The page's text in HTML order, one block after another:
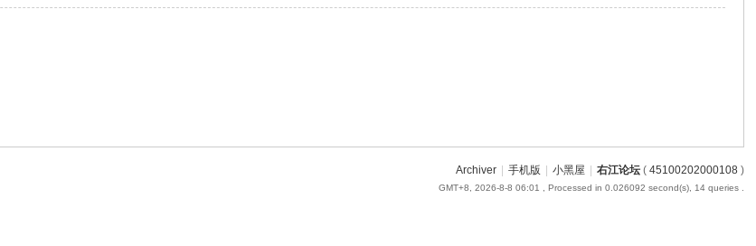
Archiver 手机版 小黑屋 右江论坛( 45100202000108)
GMT+8, 2026-8-8 06:01 , Processed in 0.026092 second(s), 14 queries .